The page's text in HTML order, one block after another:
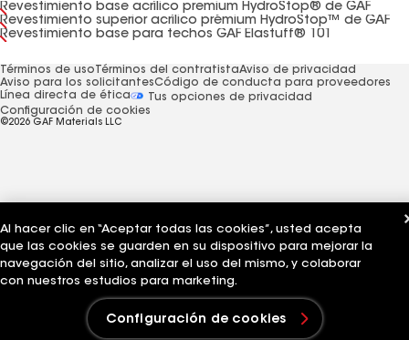
Revestimiento base acrílico premium HydroStop® de GAF
Revestimiento superior acrílico prémium HydroStop™ de GAF
Revestimiento base para techos GAF Elastuff® 101
Términos de usoTérminos del contratistaAviso de privacidad
Aviso para los solicitantesCódigo de conducta para proveedores
Línea directa de ética
Tus opciones de privacidad
Configuración de cookies
©2026 GAF Materials LLC
Al hacer clic en “Aceptar todas las cookies”, usted acepta
que las cookies se guarden en su dispositivo para mejorar la
navegación del sitio, analizar el uso del mismo, y colaborar
con nuestros estudios para marketing.
Configuración de cookies